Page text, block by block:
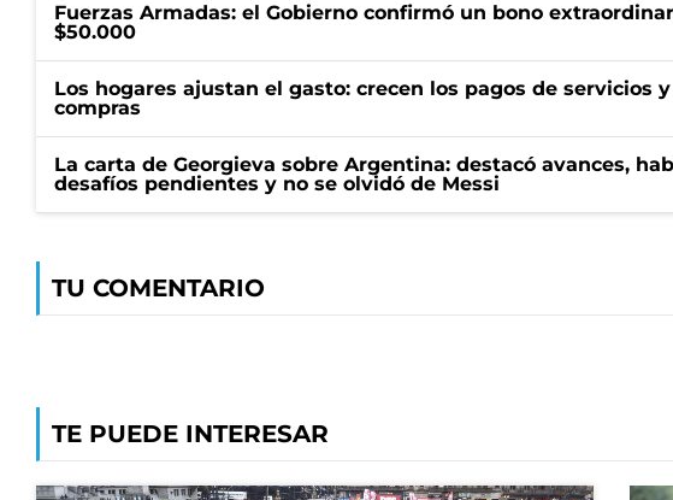
Fuerzas Armadas: el Gobierno confirmó un bono
$50.000
Los hogares ajustan el gasto: crecen los pagos de servicios
compras
La carta de Georgieva sobre Argentina: destacó avances,
desafíos pendientes y no se olvidó de Messi
TU COMENTARIO
TE PUEDE INTERESAR